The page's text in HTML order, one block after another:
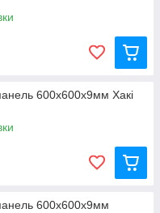
600х600х9мм Хакі
600х600х9мм